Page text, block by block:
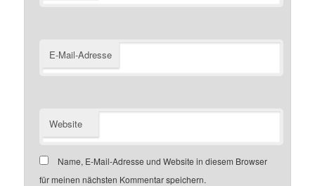
E-Mail-Adresse
Website
Name, E-Mail-Adresse und Website in diesem Browser
für meinen nächsten Kommentar speichern.